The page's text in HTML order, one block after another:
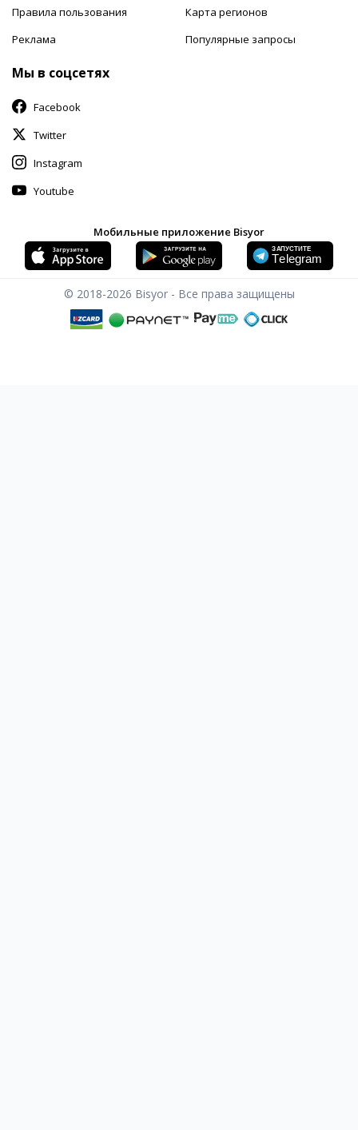
Правила пользования
Реклама
Карта регионов
Популярные запросы
Мы в соцсетях
Facebook
Twitter
Instagram
Youtube
Мобильные приложение Bisyor
© 2018-2026 Bisyor - Все права защищены